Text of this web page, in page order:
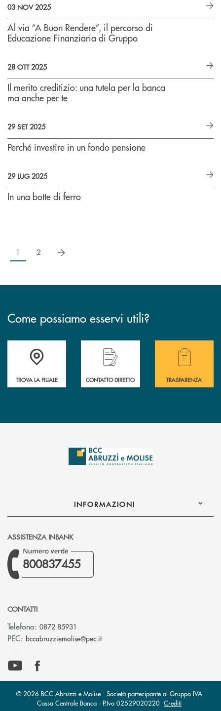
03 NOV 2025
Al via “A Buon Rendere”, il percorso di
Educazione Finanziaria di Gruppo
28 OTT 2025
Il merito creditizio: una tutela per la banca
ma anche per te
29 SET 2025
Perché investire in un fondo pensione
29 LUG 2025
In una botte di ferro
1 2 successivo
Come possiamo esservi utili?
Accedi all' elenco completo delle filiali .
TROVA LA FILIALE CONTATTO DIRETTO
Hai bisogno di
TRASPARENZA
INFORMAZIONI
ASSISTENZA INBANK
800837455
CONTATTI
Telefono: 0872 85931
PEC: bccabruzziemolise@pec.it(si apre l’app di posta elettronica)
© 2026 BCC Abruzzi e Molise - Società partecipante al Gruppo IVA
Cassa Centrale Banca · P.Iva 02529020220 Crediti